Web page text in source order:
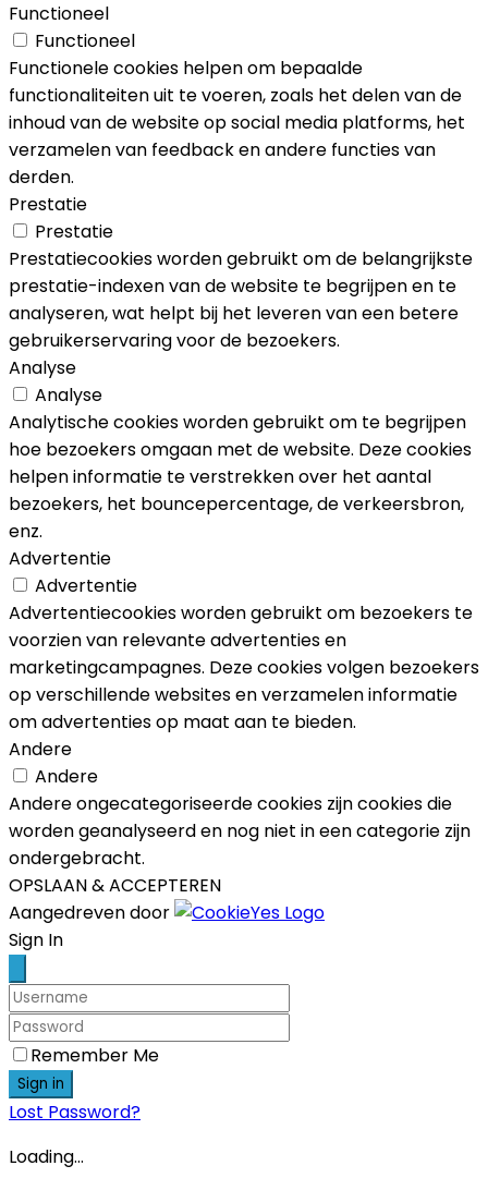
Functioneel
Functioneel
Functionele cookies helpen om bepaalde
functionaliteiten uit te voeren, zoals het delen van de
inhoud van de website op social media platforms, het
verzamelen van feedback en andere functies van
derden.
Prestatie
Prestatie
Prestatiecookies worden gebruikt om de belangrijkste
prestatie-indexen van de website te begrijpen en te
analyseren, wat helpt bij het leveren van een betere
gebruikerservaring voor de bezoekers.
Analyse
Analyse
Analytische cookies worden gebruikt om te begrijpen
hoe bezoekers omgaan met de website. Deze cookies
helpen informatie te verstrekken over het aantal
bezoekers, het bouncepercentage, de verkeersbron,
enz.
Advertentie
Advertentie
Advertentiecookies worden gebruikt om bezoekers te
voorzien van relevante advertenties en
marketingcampagnes. Deze cookies volgen bezoekers
op verschillende websites en verzamelen informatie
om advertenties op maat aan te bieden.
Andere
Andere
Andere ongecategoriseerde cookies zijn cookies die
worden geanalyseerd en nog niet in een categorie zijn
ondergebracht.
OPSLAAN & ACCEPTEREN
Aangedreven door
Scroll
Sign In
Remember Me
Sign in
Lost Password?
Loading...